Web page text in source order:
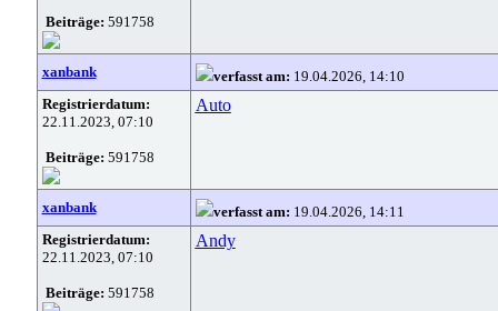
Beiträge: 591758
xanbank verfasst am: 19.04.2026, 14:10
Registrierdatum:
22.11.2023, 07:10
Beiträge: 591758
Auto
xanbank verfasst am: 19.04.2026, 14:11
Registrierdatum:
22.11.2023, 07:10
Beiträge: 591758
Andy